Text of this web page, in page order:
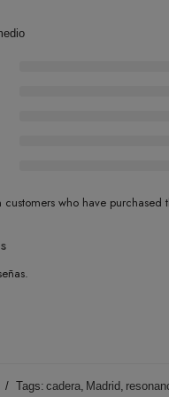
who have purchased
Tags: cadera Madrid